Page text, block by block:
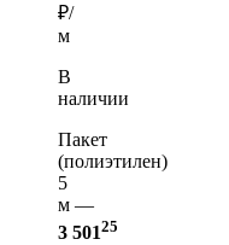
₽/
м
В
наличии
Пакет
(полиэтилен)
5
м —
3 50125